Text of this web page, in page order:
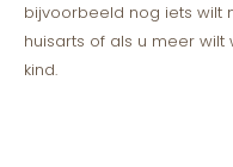
bijvoorbeeld nog iets wilt
huisarts of als u meer
kind.